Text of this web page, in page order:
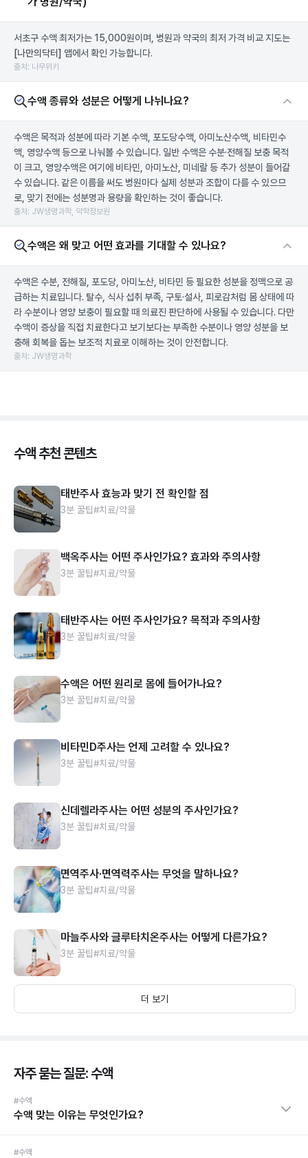
서초구 수액 최저가는 15,000원이며, 병원과 약국의 최저 가격 비교 지도는
[나만의닥터] 앱에서 확인 가능합니다.
출처: 나무위키
수액 종류와 성분은 어떻게 나뉘나요?
수액은 목적과 성분에 따라 기본 수액, 포도당수액, 아미노산수액, 비타민수
액, 영양수액 등으로 나눠볼 수 있습니다. 일반 수액은 수분·전해질 보충 목적
이 크고, 영양수액은 여기에 비타민, 아미노산, 미네랄 등 추가 성분이 들어갈
수 있습니다. 같은 이름을 써도 병원마다 실제 성분과 조합이 다를 수 있으므
로, 맞기 전에는 성분명과 용량을 확인하는 것이 좋습니다.
출처: JW생명과학, 약학정보원
수액은 왜 맞고 어떤 효과를 기대할 수 있나요?
수액은 수분, 전해질, 포도당, 아미노산, 비타민 등 필요한 성분을 정맥으로 공
급하는 치료입니다. 탈수, 식사 섭취 부족, 구토·설사, 피로감처럼 몸 상태에 따
라 수분이나 영양 보충이 필요할 때 의료진 판단하에 사용될 수 있습니다. 다만
수액이 증상을 직접 치료한다고 보기보다는 부족한 수분이나 영양 성분을 보
충해 회복을 돕는 보조적 치료로 이해하는 것이 안전합니다.
출처: JW생명과학
수액 추천 콘텐츠
태반주사 효능과 맞기 전 확인할 점
3분 꿀팁#치료/약물
백옥주사는 어떤 주사인가요? 효과와 주의사항
3분 꿀팁#치료/약물
태반주사는 어떤 주사인가요? 목적과 주의사항
3분 꿀팁#치료/약물
수액은 어떤 원리로 몸에 들어가나요?
3분 꿀팁#치료/약물
비타민D주사는 언제 고려할 수 있나요?
3분 꿀팁#치료/약물
신데렐라주사는 어떤 성분의 주사인가요?
3분 꿀팁#치료/약물
면역주사·면역력주사는 무엇을 말하나요?
3분 꿀팁#치료/약물
마늘주사와 글루타치온주사는 어떻게 다른가요?
3분 꿀팁#치료/약물
더 보기
자주 묻는 질문: 수액
#수액
수액 맞는 이유는 무엇인가요?
#수액